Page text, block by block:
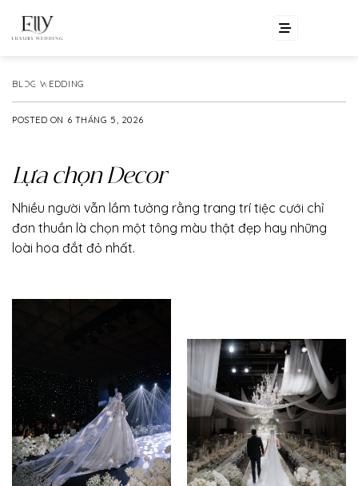
BLOG WEDDING
POSTED ON 6 THÁNG 5, 2026
Lựa chọn Decor
Nhiều người vẫn lầm tưởng rằng trang trí tiệc cưới chỉ
đơn thuần là chọn một tông màu thật đẹp hay những
loài hoa đắt đỏ nhất.